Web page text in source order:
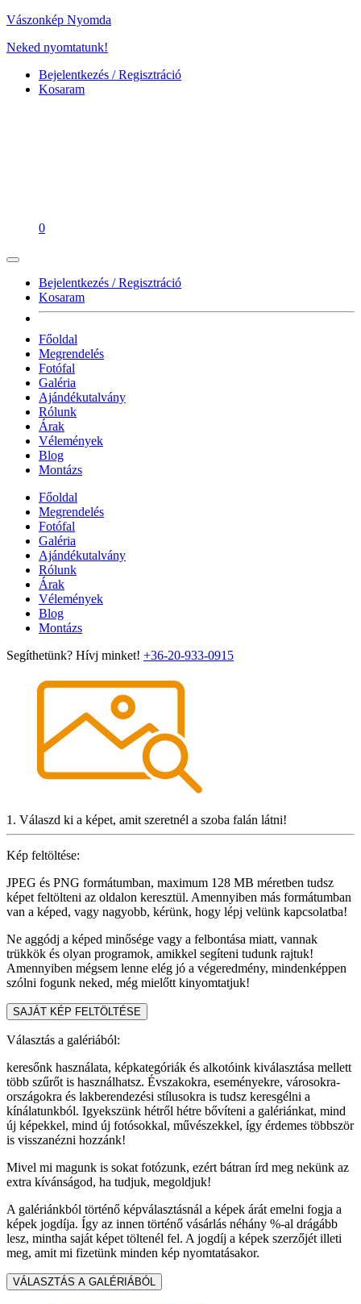
Vászonkép Nyomda
Neked nyomtatunk!
Bejelentkezés / Regisztráció
Kosaram
0
Bejelentkezés / Regisztráció
Kosaram
Főoldal
Megrendelés
Fotófal
Galéria
Ajándékutalvány
Rólunk
Árak
Vélemények
Blog
Montázs
Főoldal
Megrendelés
Fotófal
Galéria
Ajándékutalvány
Rólunk
Árak
Vélemények
Blog
Montázs
Segíthetünk? Hívj minket! +36-20-933-0915
1. Válaszd ki a képet, amit szeretnél a szoba falán látni!
Kép feltöltése:
JPEG és PNG formátumban, maximum 128 MB méretben tudsz
képet feltölteni az oldalon keresztül. Amennyiben más formátumban
van a képed, vagy nagyobb, kérünk, hogy lépj velünk kapcsolatba!
Ne aggódj a képed minősége vagy a felbontása miatt, vannak
trükkök és olyan programok, amikkel segíteni tudunk rajtuk!
Amennyiben mégsem lenne elég jó a végeredmény, mindenképpen
szólni fogunk neked, még mielőtt kinyomtatjuk!
SAJÁT KÉP FELTÖLTÉSE
Választás a galériából:
keresőnk használata, képkategóriák és alkotóink kiválasztása mellett
több szűrőt is használhatsz. Évszakokra, eseményekre, városokra-
országokra és lakberendezési stílusokra is tudsz keresgélni a
kínálatunkból. Igyekszünk hétről hétre bővíteni a galériánkat, mind
új képekkel, mind új fotósokkal, művészekkel, így érdemes többször
is visszanézni hozzánk!
Mivel mi magunk is sokat fotózunk, ezért bátran írd meg nekünk az
extra kívánságod, ha tudjuk, megoldjuk!
A galériánkból történő képválasztásnál a képek árát emelni fogja a
képek jogdíja. Így az innen történő vásárlás néhány %-al drágább
lesz, mintha saját képet töltenél fel. A jogdíj a képek szerzőjét illeti
meg, amit mi fizetünk minden kép nyomtatásakor.
VÁLASZTÁS A GALÉRIÁBÓL